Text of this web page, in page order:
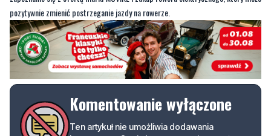
Komentowanie wyłączone
Ten artykuł nie umożliwia dodawania
wyłączona przez autora lub redakcję.